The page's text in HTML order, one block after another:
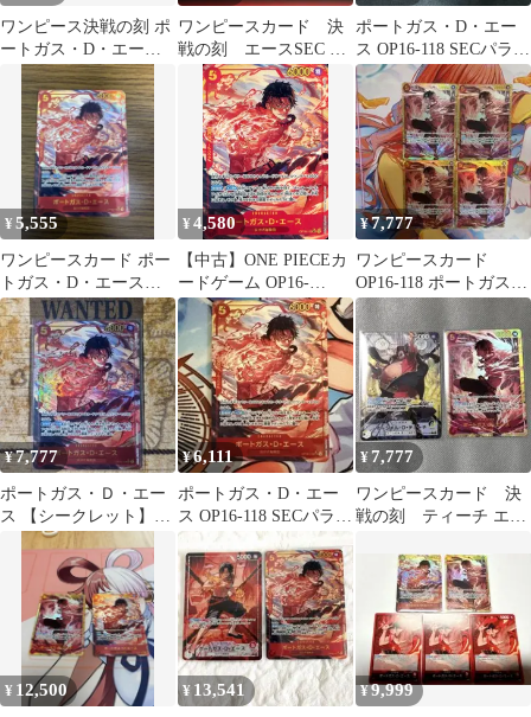
ワンピース決戦の刻 ポ
ートガス・D・エース
ドン！パラレル
ワンピースカード 決
戦の刻 エースSEC サ
カズキSRパラレル 2
枚セット
ポートガス・D・エー
ス OP16-118 SECパラレ
ル 決戦の刻
¥5,555
ワンピースカード ポー
トガス・D・エース
SECパラレル
¥4,580
【中古】ONE PIECEカ
ードゲーム OP16-
118[SEC]：(パラレル)
ポートガス・D・エー
ス
¥7,777
ワンピースカード
OP16-118 ポートガス・
D・エース sec 4枚セッ
ト
¥7,777
ポートガス・Ｄ・エー
ス 【シークレット】
【パラレル】【OP16-
118】 1枚
¥6,111
ポートガス・D・エー
ス OP16-118 SECパラレ
ル 決戦の刻
¥7,777
ワンピースカード 決
戦の刻 ティーチ エー
¥ 12,500 ¥ 13,541 ¥9,999